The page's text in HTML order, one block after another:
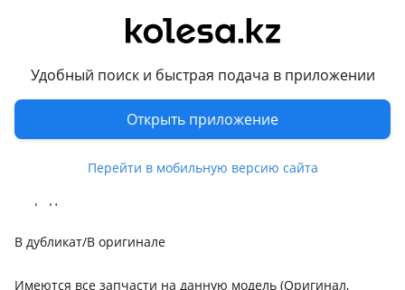
Удобный поиск и быстрая подача в приложении
Открыть приложение
Перейти в мобильную версию сайта
рестайлинг (GS/GC), 2024 - н.в. 2 поколение рестайлинг
Hyundai Palisade
2024 - н.в. 2 поколение, 2018 - 2022 1 поколение, 2022 - н.в.
1 поколение рестайлинг
2021 - н.в. 1 поколение
Показать больше
Комментарий продавца
В дубликат/В оригинале
Имеются все запчасти на данную модель (Оригинал,